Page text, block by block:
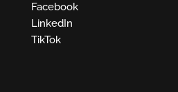
Facebook
LinkedIn
TikTok